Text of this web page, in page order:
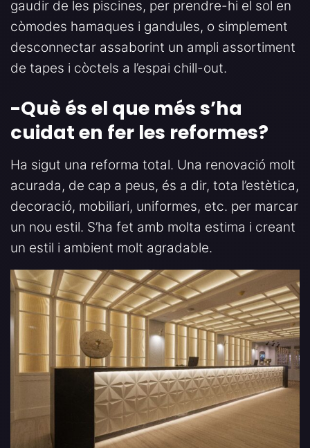
gaudir de les piscines, per prendre-hi el sol en
còmodes hamaques i gandules, o simplement
desconnectar assaborint un ampli assortiment
de tapes i còctels a l’espai chill-out.
-Què és el que més s’ha
cuidat en fer les reformes?
Ha sigut una reforma total. Una renovació molt
acurada, de cap a peus, és a dir, tota l’estètica,
decoració, mobiliari, uniformes, etc. per marcar
un nou estil. S’ha fet amb molta estima i creant
un estil i ambient molt agradable.